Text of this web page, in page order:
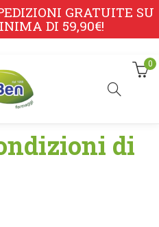
GRATUITE SU
DI 59,90€!
0
di